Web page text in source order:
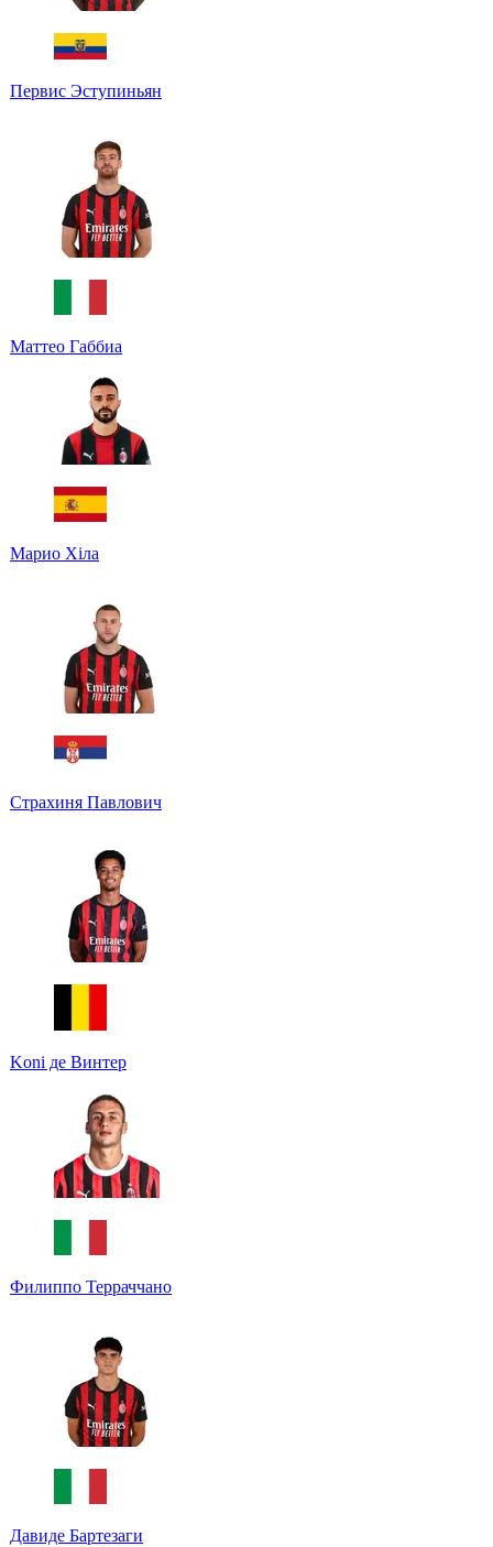
Первис Эступиньян
Маттео Габбиа
Марио Хіла
Страхиня Павлович
Koni де Винтер
Филиппо Терраччано
Давиде Бартезаги